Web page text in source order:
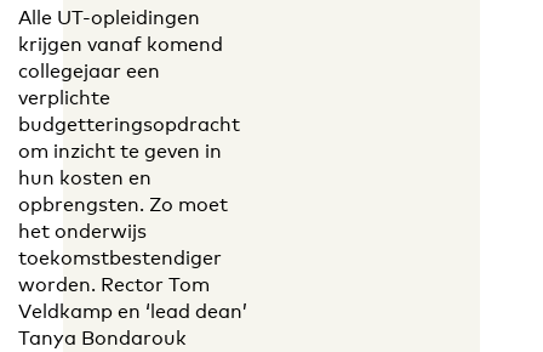
Alle UT-opleidingen
krijgen vanaf komend
collegejaar een
verplichte
budgetteringsopdracht
om inzicht te geven in
hun kosten en
opbrengsten. Zo moet
het onderwijs
toekomstbestendiger
worden. Rector Tom
Veldkamp en ‘lead dean’
Tanya Bondarouk